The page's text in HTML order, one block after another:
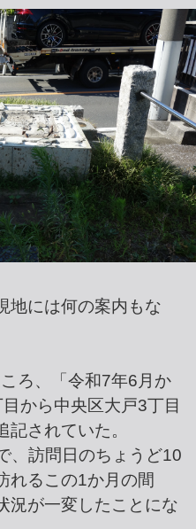
地には何の案内もな
ろ、「令和7年6月か
から中央区大戸3丁目
されていた。
、訪問日のちょうど10
れるこの1か月の間
況が一変したことにな